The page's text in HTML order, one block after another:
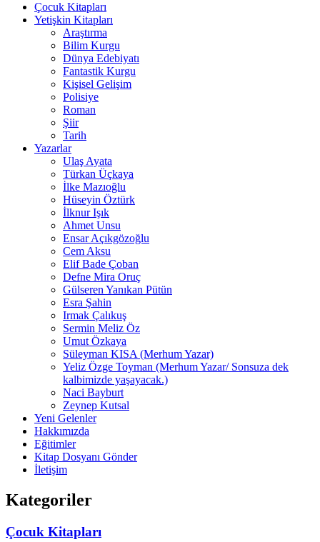
Çocuk Kitapları
Yetişkin Kitapları
Araştırma
Bilim Kurgu
Dünya Edebiyatı
Fantastik Kurgu
Kişisel Gelişim
Polisiye
Roman
Şiir
Tarih
Yazarlar
Ulaş Ayata
Türkan Üçkaya
İlke Mazıoğlu
Hüseyin Öztürk
İlknur Işık
Ahmet Unsu
Ensar Açıkgözoğlu
Cem Aksu
Elif Bade Çoban
Defne Mira Oruç
Gülseren Yanıkan Pütün
Esra Şahin
Irmak Çalıkuş
Sermin Meliz Öz
Umut Özkaya
Süleyman KISA (Merhum Yazar)
Yeliz Özge Toyman (Merhum Yazar/ Sonsuza dek
kalbimizde yaşayacak.)
Naci Bayburt
Zeynep Kutsal
Yeni Gelenler
Hakkımızda
Eğitimler
Kitap Dosyanı Gönder
İletişim
Kategoriler
Çocuk Kitapları